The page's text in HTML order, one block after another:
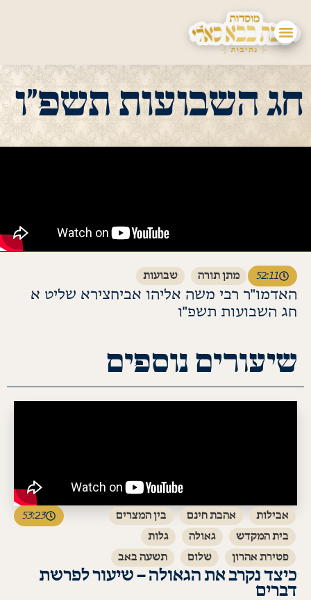
חג השבועות תשפ"ו
52:11 מתן תורה שבועות
האדמו"ר רבי משה אליהו אביחצירא שליט א
חג השבועות תשפ"ו
שיעורים נוספים
אבילות אהבת חינם
בין המצרים
בית המקדש
גאולה
גלות
פטירת אהרון
שלום תשעה באב
53:23
כיצד נקרב את הגאולה – שיעור לפרשת
דברים